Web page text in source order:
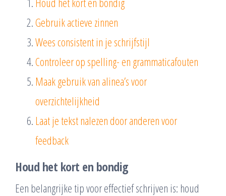
Gebruik actieve zinnen
Wees consistent in je schrijfstijl
Controleer op spelling- en grammaticafouten
Maak gebruik van alinea’s voor
overzichtelijkheid
Laat je tekst nalezen door anderen voor
feedback
Houd het kort en bondig
Een belangrijke tip voor effectief schrijven is: houd